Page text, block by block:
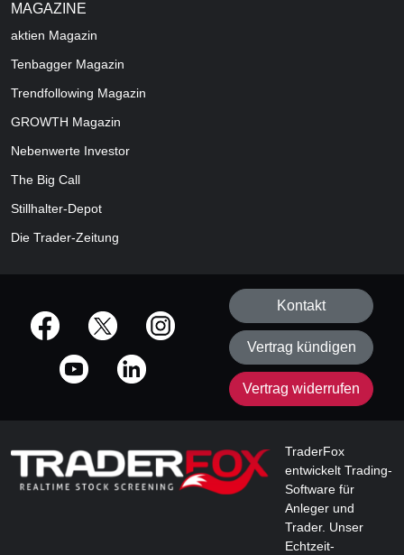
MAGAZINE
aktien Magazin
Tenbagger Magazin
Trendfollowing Magazin
GROWTH Magazin
Nebenwerte Investor
The Big Call
Stillhalter-Depot
Die Trader-Zeitung
offizielle Social Media-Accounts
Kontakt
Vertrag kündigen
Vertrag widerrufen
TraderFox
entwickelt Trading-
Software für
Anleger und
Trader. Unser
Echtzeit-